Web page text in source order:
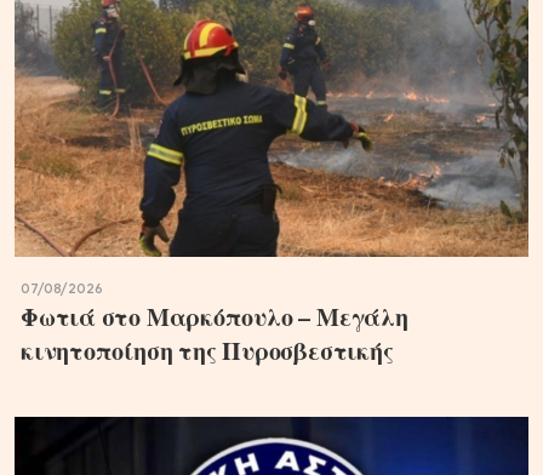
07/08/2026
Φωτιά στο Μαρκόπουλο – Μεγάλη
κινητοποίηση της Πυροσβεστικής